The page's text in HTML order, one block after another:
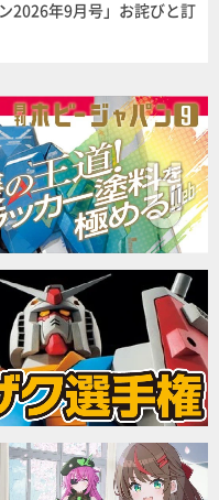
2026年9月号」お詫びと訂